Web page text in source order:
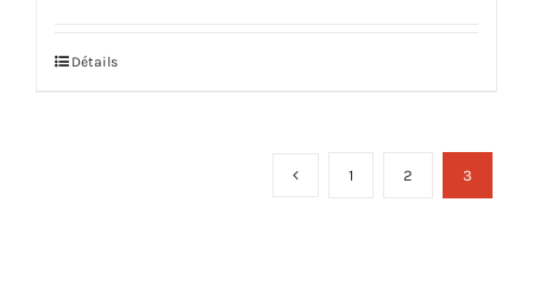
Détails
1 2 3